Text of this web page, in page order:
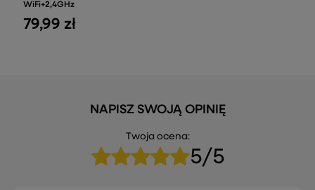
WiFi+2,4GHz
79,99 zł
NAPISZ SWOJĄ OPINIĘ
Twoja ocena:
5/5